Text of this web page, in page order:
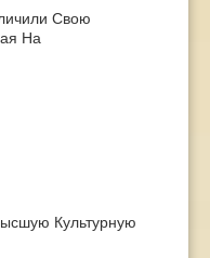
Свою
На
Культурную